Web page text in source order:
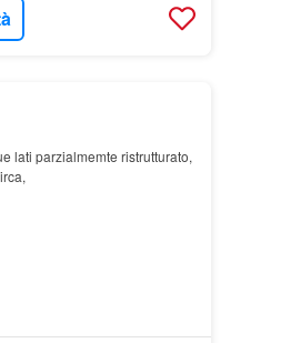
lati parzialmemte ristrutturato,